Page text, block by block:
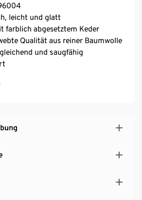
leicht und glatt
farblich abgesetztem Keder
Qualität aus reiner Baumwolle
und saugfähig
– einfach und schnell zu